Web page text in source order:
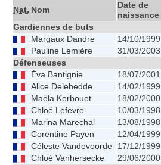
Nat. Nom
Date de
naissance
Gardiennes de buts
Margaux Dandre
14/10/1999
Pauline Lemière
31/03/2003
Défenseuses
Éva Bantignie
18/07/2001
Alice Delehedde
14/02/1999
Maëla Kerbouet
18/02/2000
Chloé Lefevre
10/03/1998
Marina Marechal
13/08/1998
Corentine Payen
12/04/1999
Céleste Vandevoorde
17/12/1999
Chloé Vanhersecke
29/06/2000